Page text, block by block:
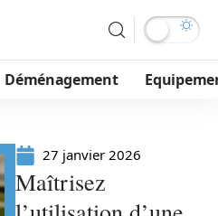
Déménagement
27 janvier 2026
Maîtrisez